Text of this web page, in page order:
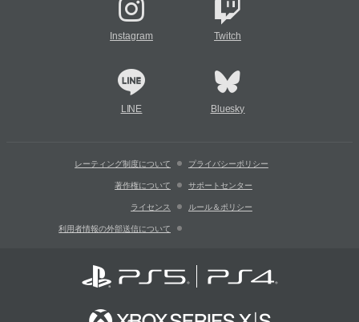
Instagram Twitch
LINE Bluesky
レーティング制度について プライバシーポリシー
著作権について サポートセンター
ライセンス ルール＆ポリシー
利用者情報の外部送信について